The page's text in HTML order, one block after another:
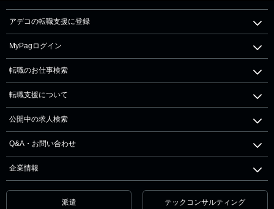
アデコの転職支援に登録
MyPagログイン
転職のお仕事検索
転職支援について
公開中の求人検索
Q&A・お問い合わせ
企業情報
派遣 テックコンサルティング